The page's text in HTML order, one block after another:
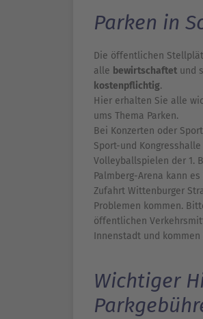
Parken in
Die öffentlichen
alle bewirtschaftet und
kostenpflichtig.
Hier erhalten Sie alle
ums Thema Parken.
Bei Konzerten oder
Sport-und
Volleyballspielen der 1.
Palmberg-Arena kann
Zufahrt Wittenburger
Problemen kommen.
öffentlichen
Innenstadt und kommen
Wichtiger